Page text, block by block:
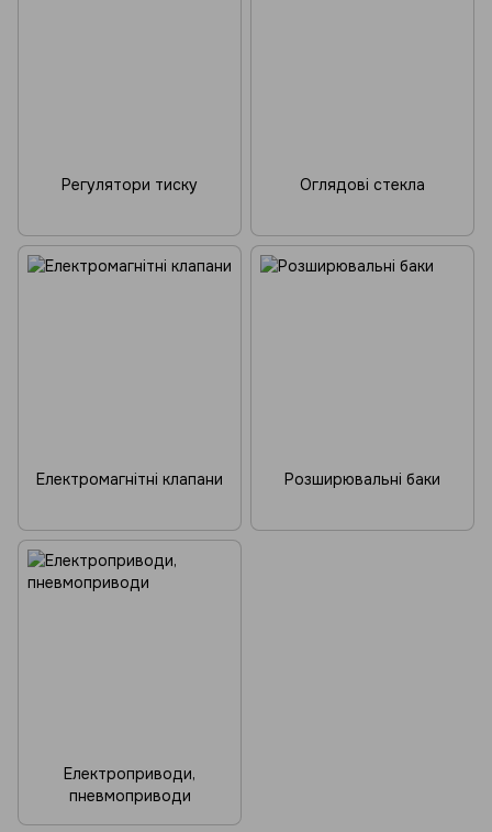
Регулятори тиску Оглядові стекла
Електромагнітні клапани Розширювальні баки
Електроприводи,
пневмоприводи